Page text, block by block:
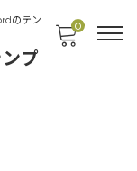
のテン
プ
0